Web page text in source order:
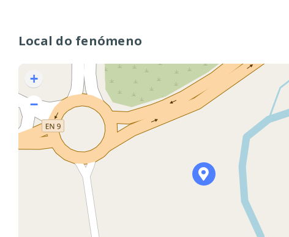
Local do fenómeno
+
−